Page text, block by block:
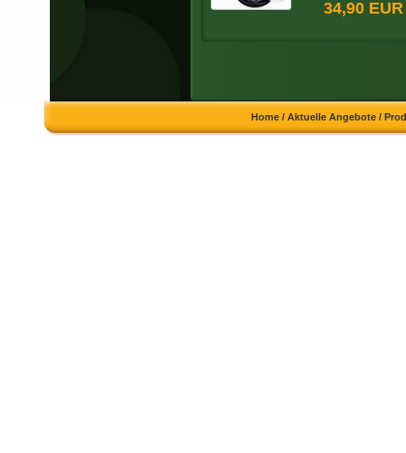
34,90 EUR
Home /Aktuelle Angebote /